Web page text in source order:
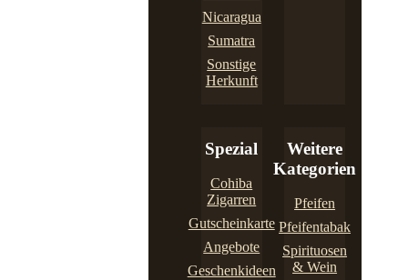
Nicaragua
Sumatra
Sonstige
Herkunft
Spezial
Cohiba
Zigarren
Gutscheinkarte
Angebote
Geschenkideen
Weitere
Kategorien
Pfeifen
Pfeifentabak
Spirituosen
& Wein